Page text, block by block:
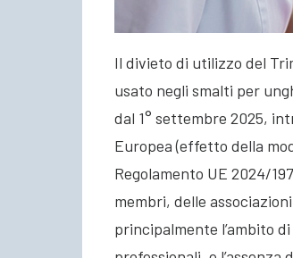
Il divieto di utilizzo del
usato negli smalti per
dal 1° settembre 2025,
Europea (effetto della
Regolamento UE 2024/
membri, delle
principalmente l’ambito